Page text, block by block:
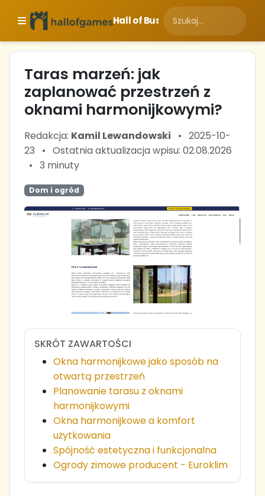
Hall of Business
Taras marzeń: jak
zaplanować przestrzeń z
oknami harmonijkowymi?
Redakcja: Kamil Lewandowski • 2025-10-
23
• Ostatnia aktualizacja wpisu: 02.08.2026
• 3 minuty
Dom i ogród
SKRÓT ZAWARTOŚCI
Okna harmonijkowe jako sposób na
otwartą przestrzeń
Planowanie tarasu z oknami
harmonijkowymi
Okna harmonijkowe a komfort
użytkowania
Spójność estetyczna i funkcjonalna
Ogrody zimowe producent - Euroklim